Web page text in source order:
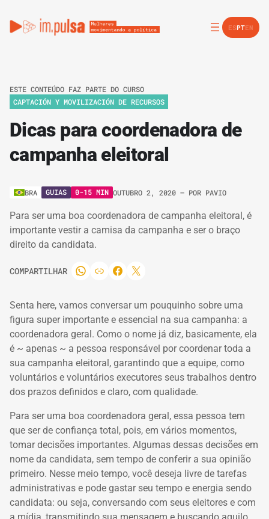
ESPTEN
ESTE CONTEÚDO FAZ PARTE DO CURSO
CAPTACIÓN Y MOVILIZACIÓN DE RECURSOS
Dicas para coordenadora de
campanha eleitoral
BRA GUIAS 0-15 MIN OUTUBRO 2, 2020 – POR PAVIO
Para ser uma boa coordenadora de campanha eleitoral, é
importante vestir a camisa da campanha e ser o braço
direito da candidata.
COMPARTILHAR
Senta here, vamos conversar um pouquinho sobre uma
figura super importante e essencial na sua campanha: a
coordenadora geral. Como o nome já diz, basicamente, ela
é ~ apenas ~ a pessoa responsável por coordenar toda a
sua campanha eleitoral, garantindo que a equipe, como
voluntários e voluntários executores seus trabalhos dentro
dos prazos definidos e claro, com qualidade.
Para ser uma boa coordenadora geral, essa pessoa tem
que ser de confiança total, pois, em vários momentos,
tomar decisões importantes. Algumas dessas decisões em
nome da candidata, sem tempo de conferir a sua opinião
primeiro. Nesse meio tempo, você deseja livre de tarefas
administrativas e pode gastar seu tempo e energia sendo
candidata: ou seja, conversando com seus eleitores e com